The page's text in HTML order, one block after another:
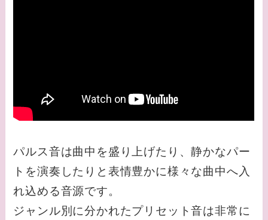
パルス音は曲中を盛り上げたり、静かなパー
トを演奏したりと表情豊かに様々な曲中へ入
れ込める音源です。
ジャンル別に分かれたプリセット音は非常に